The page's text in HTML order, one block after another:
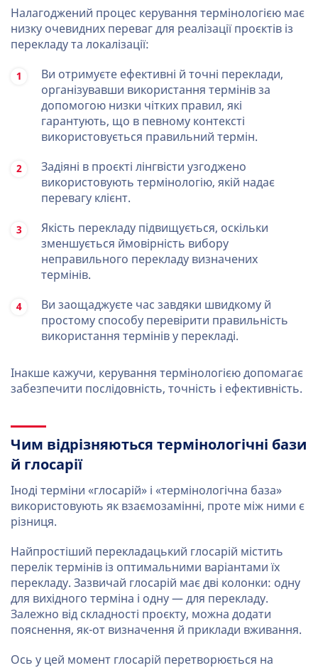
Налагоджений процес керування термінологією має
низку очевидних переваг для реалізації проєктів із
перекладу та локалізації:
Ви отримуєте ефективні й точні переклади,
організувавши використання термінів за
допомогою низки чітких правил, які
гарантують, що в певному контексті
використовується правильний термін.
Задіяні в проєкті лінгвісти узгоджено
використовують термінологію, якій надає
перевагу клієнт.
Якість перекладу підвищується, оскільки
зменшується ймовірність вибору
неправильного перекладу визначених
термінів.
Ви заощаджуєте час завдяки швидкому й
простому способу перевірити правильність
використання термінів у перекладі.
Інакше кажучи, керування термінологією допомагає
забезпечити послідовність, точність і ефективність.
Чим відрізняються термінологічні бази
й глосарії
Іноді терміни «глосарій» і «термінологічна база»
використовують як взаємозамінні, проте між ними є
різниця.
Найпростіший перекладацький глосарій містить
перелік термінів із оптимальними варіантами їх
перекладу. Зазвичай глосарій має дві колонки: одну
для вихідного терміна і одну — для перекладу.
Залежно від складності проєкту, можна додати
пояснення, як-от визначення й приклади вживання.
Ось у цей момент глосарій перетворюється на